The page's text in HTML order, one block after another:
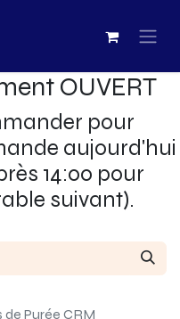
OUVERT
pour
aujourd'hui
14:00 pour
suivant).
Purée CRM